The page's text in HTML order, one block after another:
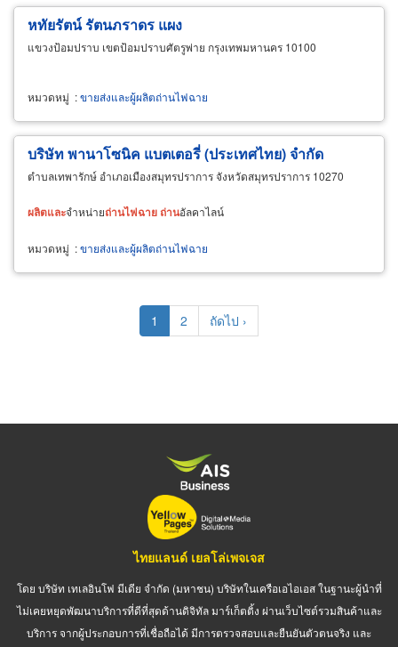
หทัยรัตน์ รัตนภราดร แผง
แขวงป้อมปราบ เขตป้อมปราบศัตรูพ่าย กรุงเทพมหานคร 10100
หมวดหมู่ :ขายส่งและผู้ผลิตถ่านไฟฉาย
บริษัท พานาโซนิค แบตเตอรี่ (ประเทศไทย) จำกัด
ตำบลเทพารักษ์ อำเภอเมืองสมุทรปราการ จังหวัดสมุทรปราการ 10270
ผลิตและจำหน่ายถ่านไฟฉายถ่านอัลคาไลน์
หมวดหมู่ :ขายส่งและผู้ผลิตถ่านไฟฉาย
Current
page
1 Page
2
Next
page
ถัดไป ›
ไทยแลนด์ เยลโล่เพจเจส
โดย บริษัท เทเลอินโฟ มีเดีย จำกัด (มหาชน) บริษัทในเครือเอไอเอส ในฐานะผู้นำที่
ไม่เคยหยุดพัฒนาบริการที่ดีที่สุดด้านดิจิทัล มาร์เก็ตติ้ง ผ่านเว็บไซต์รวมสินค้าและ
บริการ จากผู้ประกอบการที่เชื่อถือได้ มีการตรวจสอบและยืนยันตัวตนจริง และ